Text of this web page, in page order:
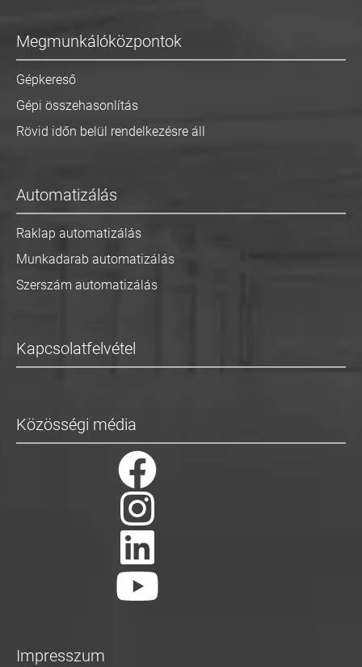
Megmunkálóközpontok
Gépkereső
Gépi összehasonlítás
Rövid időn belül rendelkezésre áll
Automatizálás
Raklap automatizálás
Munkadarab automatizálás
Szerszám automatizálás
Kapcsolatfelvétel
Közösségi média
Impresszum